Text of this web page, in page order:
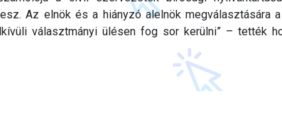
Az elnök és a hiányzó alelnök megválasztására
választmányi ülésen fog sor kerülni” – tették